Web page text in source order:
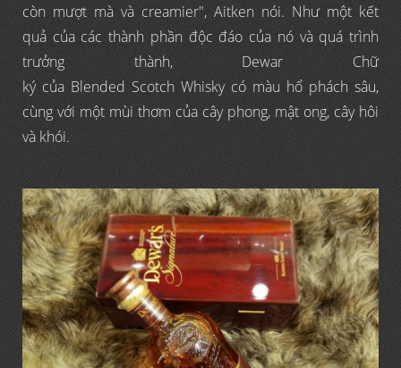
còn mượt mà và creamier", Aitken nói. Như một kết
quả của các thành phần độc đáo của nó và quá trình
trưởng thành, Dewar Chữ
ký của Blended Scotch Whisky có màu hổ phách sâu,
cùng với một mùi thơm của cây phong, mật ong, cây hôi
và khói.